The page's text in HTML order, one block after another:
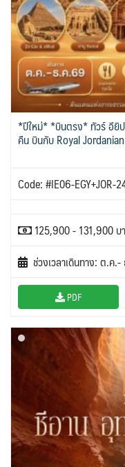
*ปีใหม่* *บินตรง* ทัวร์ อียิ
คืน บินกับ Royal
Code: #IE06-
125,900 - 131,900 บ
ช่วงเวลาเดินทาง: ต.ค
PDF